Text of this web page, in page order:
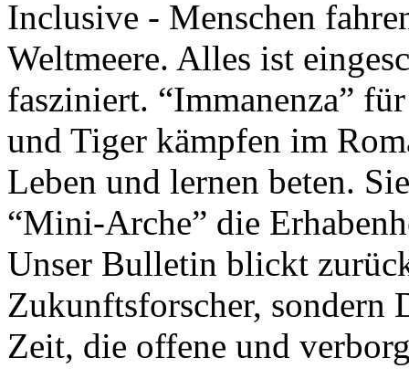
Inclusive - Menschen
Weltmeere. Alles ist
fasziniert. “Immanenza”
und Tiger kämpfen im
Leben und lernen beten.
“Mini-Arche” die
Unser Bulletin blickt
Zukunftsforscher, sondern
Zeit, die offene und